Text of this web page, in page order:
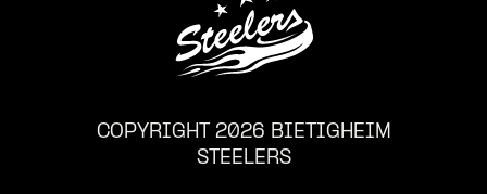
COPYRIGHT 2026 BIETIGHEIM
STEELERS